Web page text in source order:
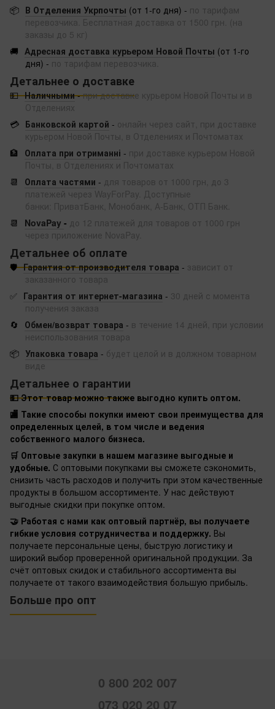
📦 В Отделения Укрпочты (от 1-го дня) - по тарифам
перевозчика. Бесплатная доставка от 1500 грн. (на
заказы до 5 кг)
🚚 Адресная доставка курьером Новой Почты (от 1-го
дня) - по тарифам перевозчика.
Детальнее о доставке
💵 Наличными-при доставке курьером Новой Почты и в
Отделениях
💳 Банковской картой - онлайн через сайт, при доставке
курьером Новой Почты, в Отделениях и Почтоматах
🏦
Оплата при отриманні - при доставке курьером Новой
Почты, в Отделениях и Почтоматах
📆
Оплата частями - для товаров от 1000 грн, до 3
платежей через WayForPay. Доступные
банки: ПриватБанк, Монобанк, А-Банк, ОТП Банк.
📆
NovaPay - до 12 платежей для товаров от 1000 грн
через приложение NovaPay.
Детальнее об оплате
🛡️ Гарантия от производителя товара - зависит от
заказанного товара
✅ Гарантия от интернет-магазина - 30 дней с момента
получения заказа
🔄
Обмен/возврат товара - в течение 14 дней, при условии
неиспользования товара
📦 Упаковка товара - будет целой и в должном товарном
виде
Детальнее о гарантии
💵 Этот товар можно также выгодно купить оптом.
🏬 Такие способы покупки имеют свои преимущества для
определенных целей, в том числе и ведения
собственного малого бизнеса.
🛒 Оптовые закупки в нашем магазине выгодные и
удобные. С оптовыми покупками вы сможете сэкономить,
снизить часть расходов и получить при этом качественные
продукты в большом ассортименте. У нас действуют
выгодные скидки при покупке оптом.
🤝 Работая с нами как оптовый партнёр, вы получаете
гибкие условия сотрудничества и поддержку. Вы
получаете персональные цены, быструю логистику и
широкий выбор проверенной оригинальной продукции. За
счёт оптовых скидок и стабильного ассортимента вы
получаете от такого взаимодействия большую прибыль.
Больше про опт
0 800 202 007
073 020 20 07